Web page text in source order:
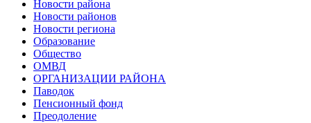
Новости района
Новости районов
Новости региона
Образование
Общество
ОМВД
ОРГАНИЗАЦИИ РАЙОНА
Паводок
Пенсионный фонд
Преодоление